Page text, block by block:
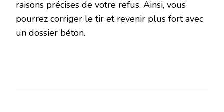
raisons précises de votre refus. Ainsi, vous
pourrez corriger le tir et revenir plus fort avec
un dossier béton.